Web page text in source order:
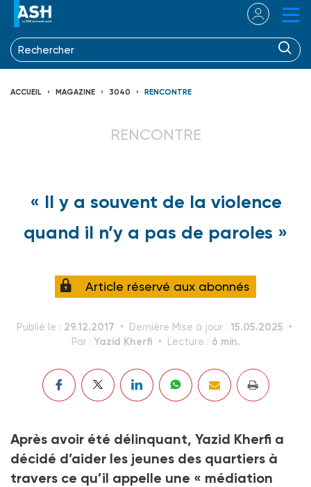
ACCUEIL MAGAZINE 3040 RENCONTRE
RENCONTRE
« Il y a souvent de la violence
quand il n’y a pas de paroles »
Article réservé aux abonnés
Publié le : 29.12.2017 Dernière Mise à jour : 15.05.2025
Par : Yazid Kherfi Lecture : 6 min.
Après avoir été délinquant, Yazid Kherfi a
décidé d’aider les jeunes des quartiers à
travers ce qu’il appelle une « médiation